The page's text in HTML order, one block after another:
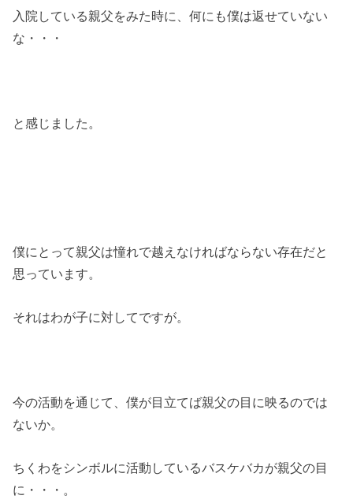
入院している親父をみた時に、何にも僕は返せていない
な・・・
と感じました。
僕にとって親父は憧れで越えなければならない存在だと
思っています。
それはわが子に対してですが。
今の活動を通じて、僕が目立てば親父の目に映るのでは
ないか。
ちくわをシンボルに活動しているバスケバカが親父の目
に・・・。